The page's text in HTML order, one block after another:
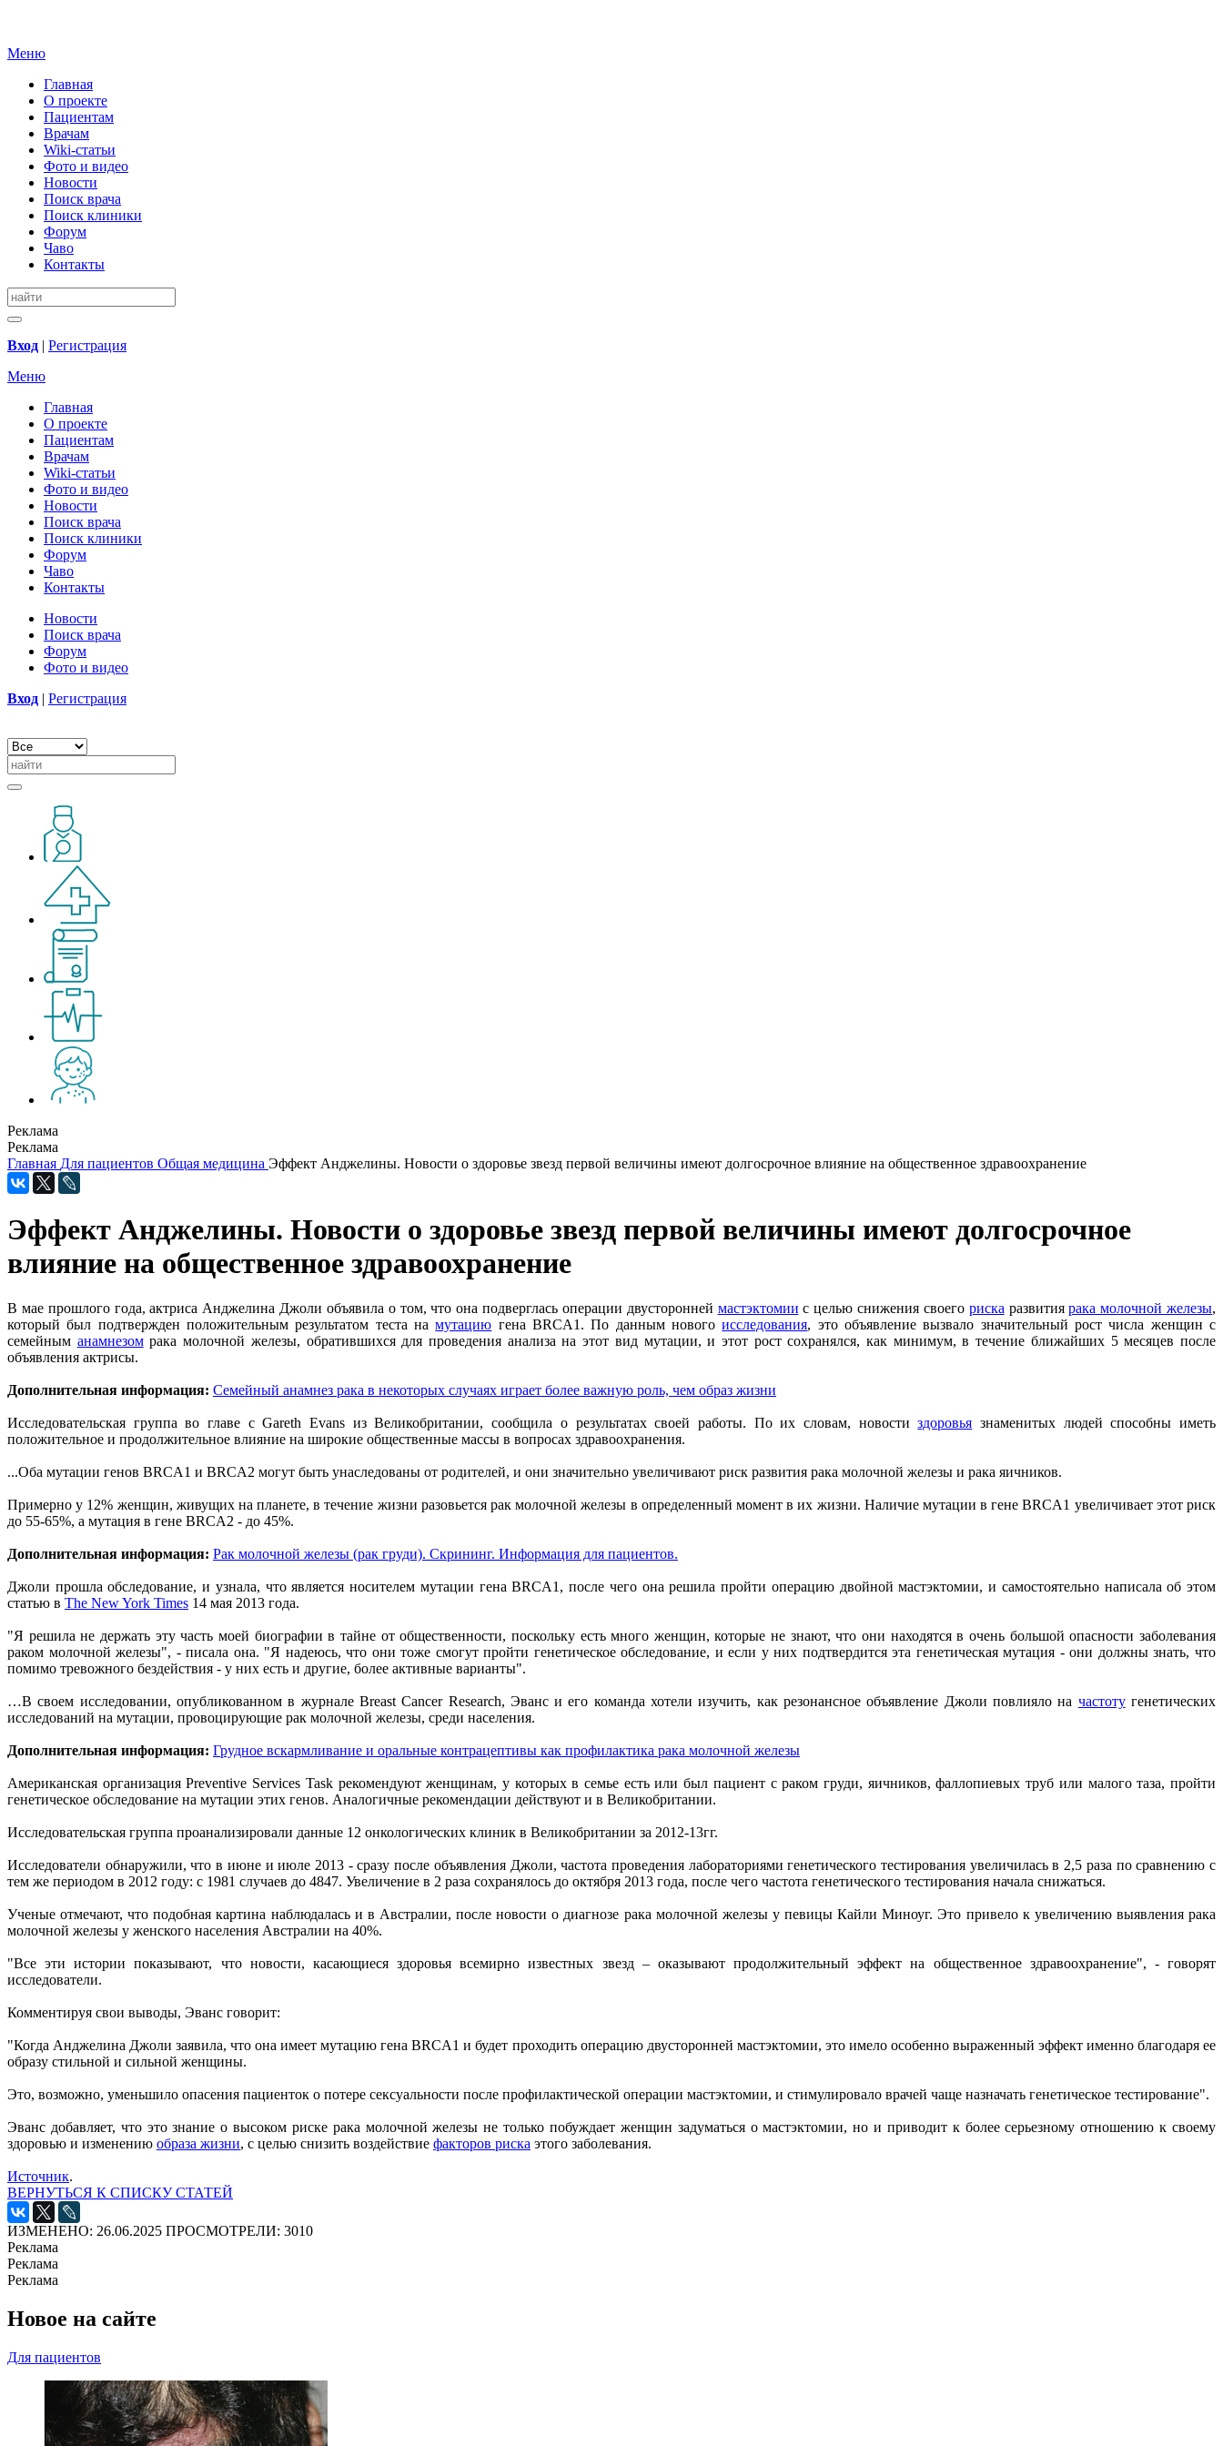
Меню
Главная
О проекте
Пациентам
Врачам
Wiki-статьи
Фото и видео
Новости
Поиск врача
Поиск клиники
Форум
Чаво
Контакты
Вход | Регистрация
Меню
Главная
О проекте
Пациентам
Врачам
Wiki-статьи
Фото и видео
Новости
Поиск врача
Поиск клиники
Форум
Чаво
Контакты
Новости
Поиск врача
Форум
Фото и видео
Вход | Регистрация
Реклама
Реклама
Главная Для пациентов Общая медицина Эффект Анджелины. Новости о здоровье звезд первой величины имеют долгосрочное влияние на общественное здравоохранение
Эффект Анджелины. Новости о здоровье звезд первой величины имеют долгосрочное
влияние на общественное здравоохранение
В мае прошлого года, актриса Анджелина Джоли объявила о том, что она подверглась операции двусторонней мастэктомии с целью снижения своего риска развитиярака молочной железы,
который был подтвержден положительным результатом теста намутацию гена BRCA1. По данным новогоисследования, это объявление вызвало значительный рост числа женщин с
семейным анамнезомрака молочной железы, обратившихся для проведения анализа на этот вид мутации, и этот рост сохранялся, как минимум, в течение ближайших 5 месяцев после
объявления актрисы.
Дополнительная информация: Семейный анамнез рака в некоторых случаях играет более важную роль, чем образ жизни
Исследовательская группа во главе с Gareth Evans из Великобритании, сообщила о результатах своей работы. По их словам, новостиздоровья знаменитых людей способны иметь
положительное и продолжительное влияние на широкие общественные массы в вопросах здравоохранения.
...Оба мутации генов BRCA1 и BRCA2 могут быть унаследованы от родителей, и они значительно увеличивают риск развития рака молочной железы и рака яичников.
Примерно у 12% женщин, живущих на планете, в течение жизни разовьется рак молочной железы в определенный момент в их жизни. Наличие мутации в гене BRCA1 увеличивает этот риск
до 55-65%, а мутация в гене BRCA2 - до 45%.
Дополнительная информация: Рак молочной железы (рак груди). Скрининг. Информация для пациентов.
Джоли прошла обследование, и узнала, что является носителем мутации гена BRCA1, после чего она решила пройти операцию двойной мастэктомии, и самостоятельно написала об этом
статью в The New York Times 14 мая 2013 года.
"Я решила не держать эту часть моей биографии в тайне от общественности, поскольку есть много женщин, которые не знают, что они находятся в очень большой опасности заболевания
раком молочной железы", - писала она. "Я надеюсь, что они тоже смогут пройти генетическое обследование, и если у них подтвердится эта генетическая мутация - они должны знать, что
помимо тревожного бездействия - у них есть и другие, более активные варианты".
…В своем исследовании, опубликованном в журнале Breast Cancer Research, Эванс и его команда хотели изучить, как резонансное объявление Джоли повлияло на частотугенетических
исследований на мутации, провоцирующие рак молочной железы, среди населения.
Дополнительная информация: Грудное вскармливание и оральные контрацептивы как профилактика рака молочной железы
Американская организация Preventive Services Task рекомендуют женщинам, у которых в семье есть или был пациент с раком груди, яичников, фаллопиевых труб или малого таза, пройти
генетическое обследование на мутации этих генов. Аналогичные рекомендации действуют и в Великобритании.
Исследовательская группа проанализировали данные 12 онкологических клиник в Великобритании за 2012-13гг.
Исследователи обнаружили, что в июне и июле 2013 - сразу после объявления Джоли, частота проведения лабораториями генетического тестирования увеличилась в 2,5 раза по сравнению с
тем же периодом в 2012 году: с 1981 случаев до 4847. Увеличение в 2 раза сохранялось до октября 2013 года, после чего частота генетического тестирования начала снижаться.
Ученые отмечают, что подобная картина наблюдалась и в Австралии, после новости о диагнозе рака молочной железы у певицы Кайли Миноуг. Это привело к увеличению выявления рака
молочной железы у женского населения Австралии на 40%.
"Все эти истории показывают, что новости, касающиеся здоровья всемирно известных звезд – оказывают продолжительный эффект на общественное здравоохранение", - говорят
исследователи.
Комментируя свои выводы, Эванс говорит:
"Когда Анджелина Джоли заявила, что она имеет мутацию гена BRCA1 и будет проходить операцию двусторонней мастэктомии, это имело особенно выраженный эффект именно благодаря ее
образу стильной и сильной женщины.
Это, возможно, уменьшило опасения пациенток о потере сексуальности после профилактической операции мастэктомии, и стимулировало врачей чаще назначать генетическое тестирование".
Эванс добавляет, что это знание о высоком риске рака молочной железы не только побуждает женщин задуматься о мастэктомии, но и приводит к более серьезному отношению к своему
здоровью и изменению образа жизни, с целью снизить воздействие факторов риска этого заболевания.
Источник.
ВЕРНУТЬСЯ К СПИСКУ СТАТЕЙ
ИЗМЕНЕНО: 26.06.2025 ПРОСМОТРЕЛИ: 3010
Реклама
Реклама
Реклама
Новое на сайте
Для пациентов